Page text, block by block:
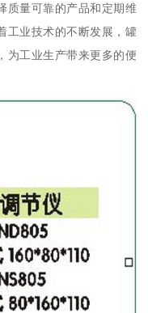
质量可靠的产品和定期维
工业技术的不断发展，罐
为工业生产带来更多的便